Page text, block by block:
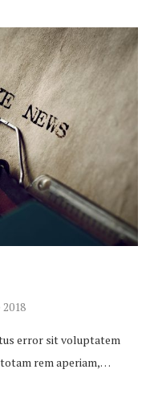
error sit voluptatem
rem aperiam,…